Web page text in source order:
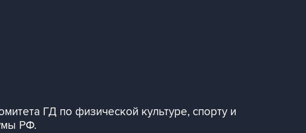
ГД по физической культуре, спорту и
РФ.